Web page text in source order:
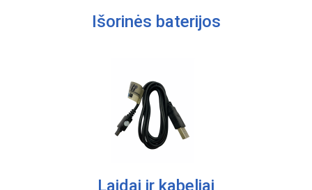
Išorinės baterijos
Laidai ir kabeliai